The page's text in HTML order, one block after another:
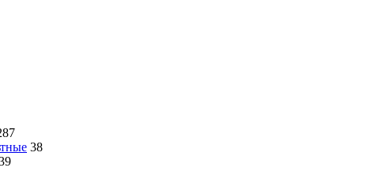
38